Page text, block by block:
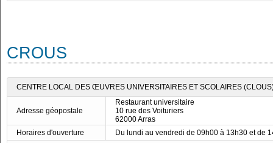
CROUS
CENTRE LOCAL DES ŒUVRES UNIVERSITAIRES ET SCOLAIRES
Adresse géopostale
Restaurant universitaire
10 rue des Voituriers
62000 Arras
Horaires d'ouverture
Du lundi au vendredi de 09h00 à 13h30 et de